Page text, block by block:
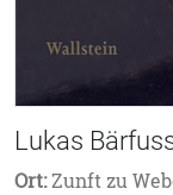
Lukas
Ort:Zunft zu